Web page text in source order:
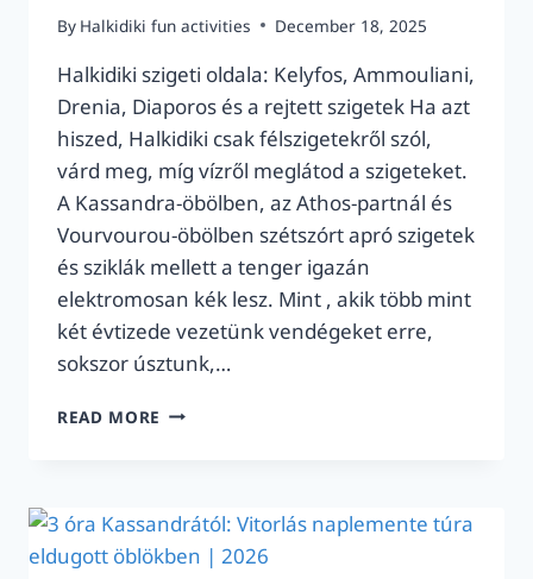
By Halkidiki fun activities December 18, 2025
Halkidiki szigeti oldala: Kelyfos, Ammouliani,
Drenia, Diaporos és a rejtett szigetek Ha azt
hiszed, Halkidiki csak félszigetekről szól,
várd meg, míg vízről meglátod a szigeteket.
A Kassandra-öbölben, az Athos-partnál és
Vourvourou-öbölben szétszórt apró szigetek
és sziklák mellett a tenger igazán
elektromosan kék lesz. Mint , akik több mint
két évtizede vezetünk vendégeket erre,
sokszor úsztunk,…
READ MORE HALKIDIKI
DRENIA,
DIAPOROS